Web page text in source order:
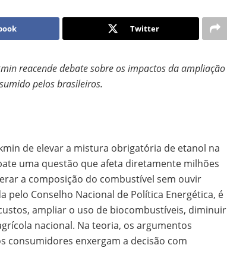
Twitter
reacende debate sobre os impactos da ampliação
pelos brasileiros.
de elevar a mistura obrigatória de etanol na
uma questão que afeta diretamente milhões
a composição do combustível sem ouvir
pelo Conselho Nacional de Política Energética, é
ampliar o uso de biocombustíveis, diminuir
nacional. Na teoria, os argumentos
consumidores enxergam a decisão com